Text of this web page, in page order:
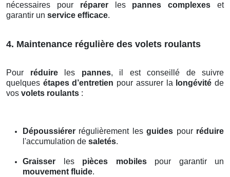
nécessaires pour réparerles pannes complexes et
garantir un service efficace.
4. Maintenance régulière des volets roulants
Pour réduireles pannes, il est conseillé de suivre
quelques étapes d’entretien pour assurer la longévité de
vos volets roulants :
Dépoussiérer régulièrement lesguides pour réduire
l'accumulation de saletés.
Graisser les pièces mobilespour garantir un
mouvement fluide.